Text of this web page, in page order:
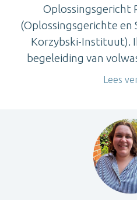
Oplossingsgericht
(Oplossingsgerichte en
Korzybski-Instituut).
begeleiding van
Lees